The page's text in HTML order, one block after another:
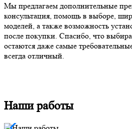
Мы предлагаем дополнительные
консультация, помощь в выборе,
моделей, а также возможность
после покупки. Спасибо, что
остаются даже самые
всегда отличный.
Наши работы